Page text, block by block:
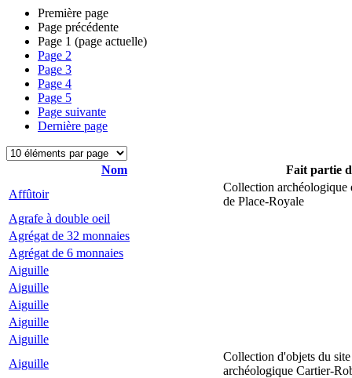
Première page
Page précédente
Page 1 (page actuelle)
Page 2
Page 3
Page 4
Page 5
Page suivante
Dernière page
Nom
Fait partie
Affûtoir
Collection archéologique
de Place-Royale
Agrafe à double oeil
Agrégat de 32 monnaies
Agrégat de 6 monnaies
Aiguille
Aiguille
Aiguille
Aiguille
Aiguille
Aiguille
Collection d'objets du site
archéologique Cartier-